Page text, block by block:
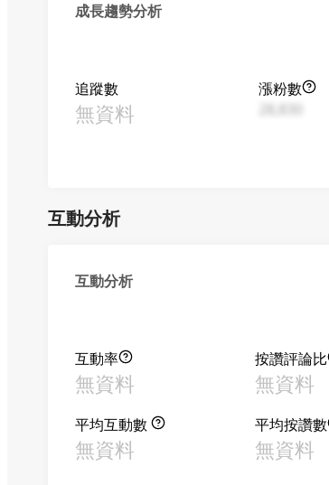
成長趨勢分析
追蹤數
無資料
漲粉數
互動分析
互動分析
互動率
無資料
按讚評論比
無資料
平均互動數
無資料
平均按讚數
無資料